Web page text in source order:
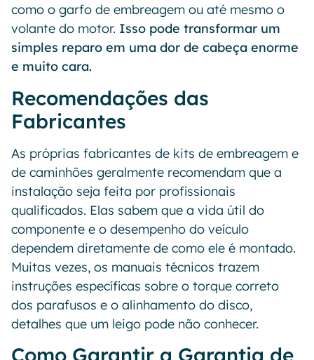
como o garfo de embreagem ou até mesmo o
volante do motor. Isso pode transformar um
simples reparo em uma dor de cabeça enorme
e muito cara.
Recomendações das
Fabricantes
As próprias fabricantes de kits de embreagem e
de caminhões geralmente recomendam que a
instalação seja feita por profissionais
qualificados. Elas sabem que a vida útil do
componente e o desempenho do veículo
dependem diretamente de como ele é montado.
Muitas vezes, os manuais técnicos trazem
instruções específicas sobre o torque correto
dos parafusos e o alinhamento do disco,
detalhes que um leigo pode não conhecer.
Como Garantir a Garantia de